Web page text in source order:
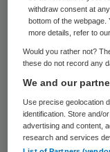
een
augustus
gynaecoloog
stemde in
taalbarrière
withdraw consent at
bottom of the webpage.
more details, refer to
Would you rather not?
these do not record any
We and our
Use precise geolocation
identification. Store and/
advertising and content,
research and services